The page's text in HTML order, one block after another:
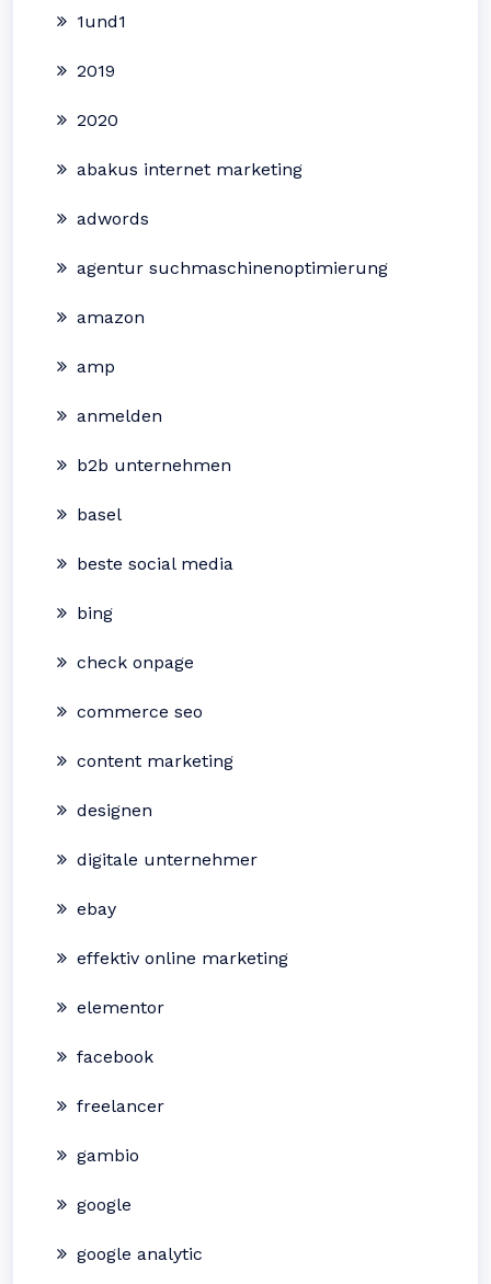
1und1
2019
2020
abakus internet marketing
adwords
agentur suchmaschinenoptimierung
amazon
amp
anmelden
b2b unternehmen
basel
beste social media
bing
check onpage
commerce seo
content marketing
designen
digitale unternehmer
ebay
effektiv online marketing
elementor
facebook
freelancer
gambio
google
google analytic